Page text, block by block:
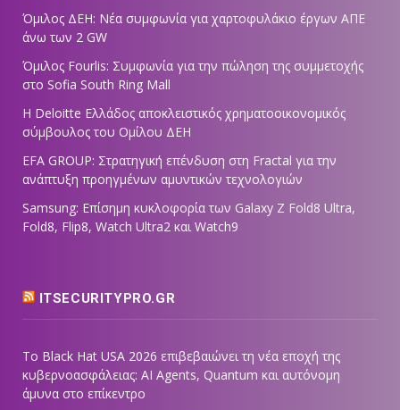
Όμιλος ΔΕΗ: Νέα συμφωνία για χαρτοφυλάκιο έργων ΑΠΕ
άνω των 2 GW
Όμιλος Fourlis: Συμφωνία για την πώληση της συμμετοχής
στο Sofia South Ring Mall
Η Deloitte Ελλάδος αποκλειστικός χρηματοοικονομικός
σύμβουλος του Ομίλου ΔΕΗ
EFA GROUP: Στρατηγική επένδυση στη Fractal για την
ανάπτυξη προηγμένων αμυντικών τεχνολογιών
Samsung: Επίσημη κυκλοφορία των Galaxy Z Fold8 Ultra,
Fold8, Flip8, Watch Ultra2 και Watch9
ITSECURITYPRO.GR
Το Black Hat USA 2026 επιβεβαιώνει τη νέα εποχή της
κυβερνοασφάλειας: AI Agents, Quantum και αυτόνομη
άμυνα στο επίκεντρο